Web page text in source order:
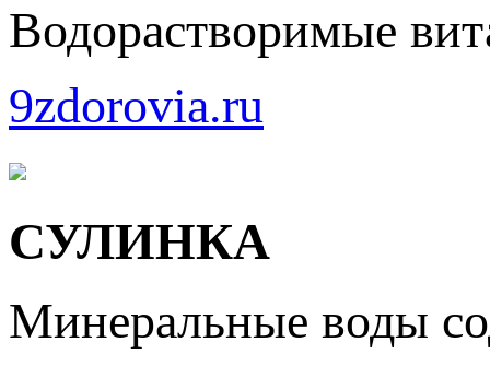
Водорастворимые
9zdorovia.ru
СУЛИНКА
Минеральные воды